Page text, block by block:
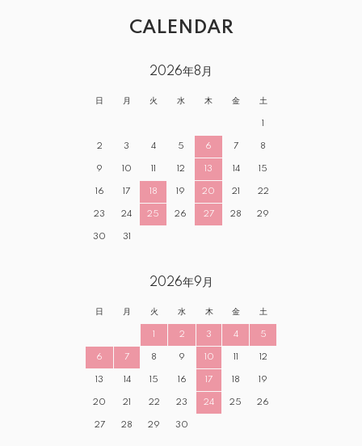
CALENDAR
2026年8月
日 月 火 水 木 金 土
1
2 3 4 5 6 7 8
9 10 11 12 13 14 15
16 17 18 19 20 21 22
23 24 25 26 27 28 29
30 31
2026年9月
日 月 火 水 木 金 土
1 2 3 4 5
6 7 8 9 10 11 12
13 14 15 16 17 18 19
20 21 22 23 24 25 26
27 28 29 30